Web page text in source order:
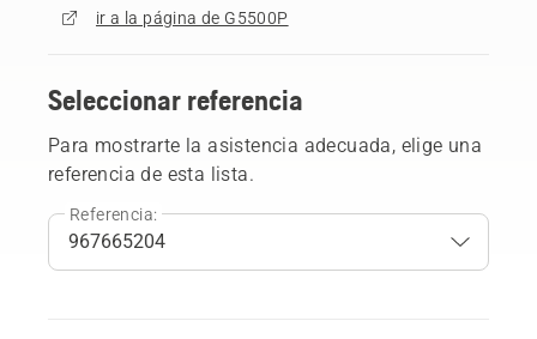
ir a la página de G5500P
Seleccionar referencia
Para mostrarte la asistencia adecuada, elige una
referencia de esta lista.
Referencia: